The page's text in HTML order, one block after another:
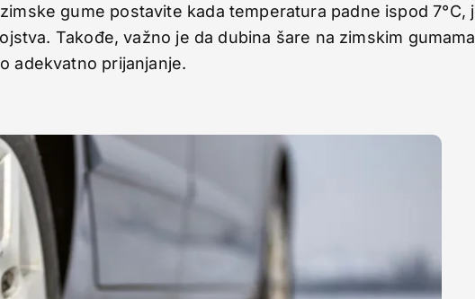
gume postavite kada temperatura padne ispod 7°C,
Takođe, važno je da dubina šare na zimskim gumama
adekvatno prijanjanje.